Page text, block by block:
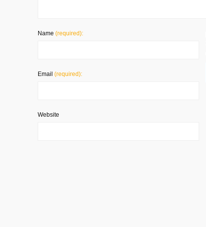
Name (required):
Email (required):
Website